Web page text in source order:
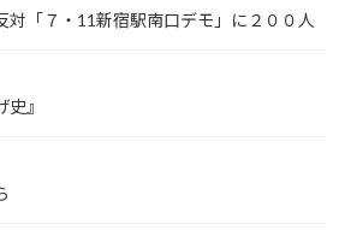
対「７・11新宿駅南口デモ」に２００人
』